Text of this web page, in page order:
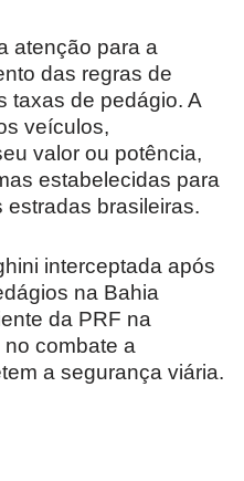
atenção para a
das regras de
taxas de pedágio. A
veículos,
valor ou potência,
estabelecidas para
brasileiras.
interceptada após
na Bahia
da PRF na
combate a
a segurança viária.